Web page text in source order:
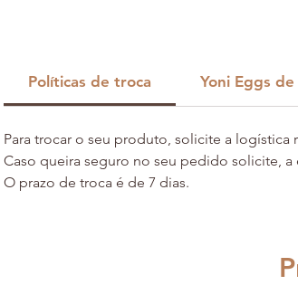
Políticas de troca Yoni Eggs
Para trocar o seu produto, solicite a
Caso queira seguro no seu pedido solicite,
O prazo de troca é de 7 dias.